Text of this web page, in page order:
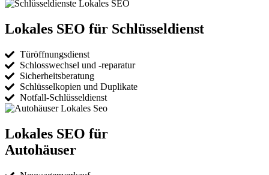
Lokales SEO für Schlüsseldienst
Türöffnungsdienst
Schlosswechsel und -reparatur
Sicherheitsberatung
Schlüsselkopien und Duplikate
Notfall-Schlüsseldienst
Lokales SEO für
Autohäuser